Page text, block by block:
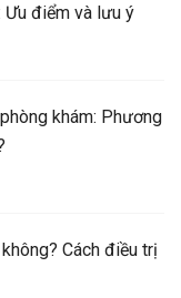
Ưu điểm và lưu ý
khám: Phương
Cách điều trị